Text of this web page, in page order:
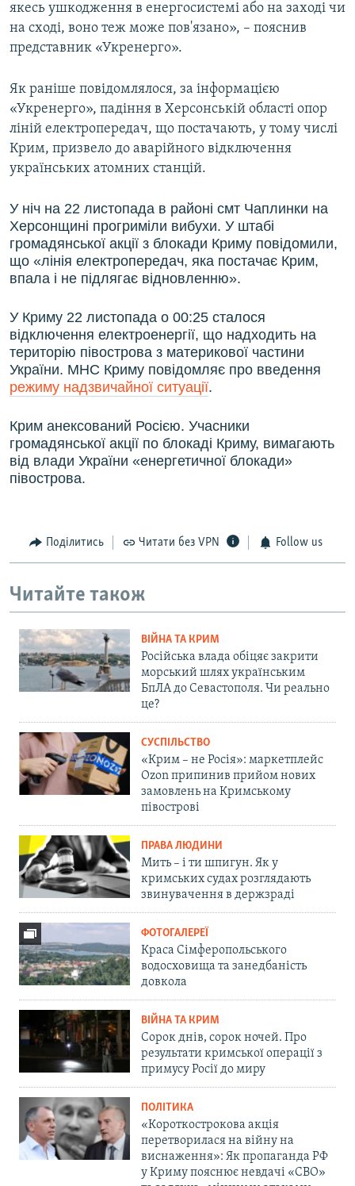
якесь ушкодження в енергосистемі або на заході чи
на сході, воно теж може пов'язано», – пояснив
представник «Укренерго».
Як раніше повідомлялося, за інформацією
«Укренерго», падіння в Херсонській області опор
ліній електропередач, що постачають, у тому числі
Крим, призвело до аварійного відключення
українських атомних станцій.
У ніч на 22 листопада в районі смт Чаплинки на
Херсонщині прогриміли вибухи. У штабі
громадянської акції з блокади Криму повідомили,
що «лінія електропередач, яка постачає Крим,
впала і не підлягає відновленню».
У Криму 22 листопада о 00:25 сталося
відключення електроенергії, що надходить на
територію півострова з материкової частини
України. МНС Криму повідомляє про введення
режиму надзвичайної ситуації.
Крим анексований Росією. Учасники
громадянської акції по блокаді Криму, вимагають
від влади України «енергетичної блокади»
півострова.
Поділитись Читати без VPN Follow us
Читайте також
ВІЙНА ТА КРИМ
Російська влада обіцяє закрити
морський шлях українським
БпЛА до Севастополя. Чи реально
це?
СУСПІЛЬСТВО
«Крим – не Росія»: маркетплейс
Ozon припинив прийом нових
замовлень на Кримському
півострові
ПРАВА ЛЮДИНИ
Мить – і ти шпигун. Як у
кримських судах розглядають
звинувачення в держзраді
ФОТОГАЛЕРЕЇ
Краса Сімферопольського
водосховища та занедбаність
довкола
ВІЙНА ТА КРИМ
Сорок днів, сорок ночей. Про
результати кримської операції з
примусу Росії до миру
ПОЛІТИКА
«Короткострокова акція
перетворилася на війну на
виснаження»: Як пропаганда РФ
у Криму пояснює невдачі «СВО»